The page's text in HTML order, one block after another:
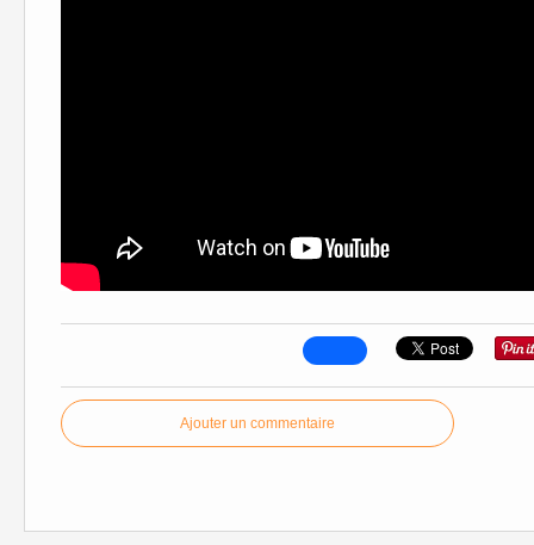
Ajouter un commentaire